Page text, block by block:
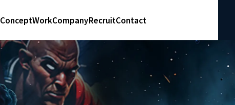
ConceptWorkCompanyRecruitContact